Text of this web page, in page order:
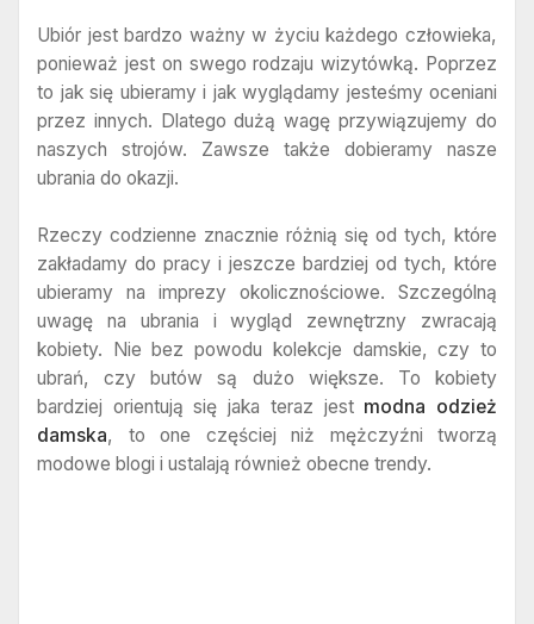
Ubiór jest bardzo ważny w życiu każdego człowieka,
ponieważ jest on swego rodzaju wizytówką. Poprzez
to jak się ubieramy i jak wyglądamy jesteśmy oceniani
przez innych. Dlatego dużą wagę przywiązujemy do
naszych strojów. Zawsze także dobieramy nasze
ubrania do okazji.
Rzeczy codzienne znacznie różnią się od tych, które
zakładamy do pracy i jeszcze bardziej od tych, które
ubieramy na imprezy okolicznościowe. Szczególną
uwagę na ubrania i wygląd zewnętrzny zwracają
kobiety. Nie bez powodu kolekcje damskie, czy to
ubrań, czy butów są dużo większe. To kobiety
bardziej orientują się jaka teraz jest modna odzież
damska, to one częściej niż mężczyźni tworzą
modowe blogi i ustalają również obecne trendy.